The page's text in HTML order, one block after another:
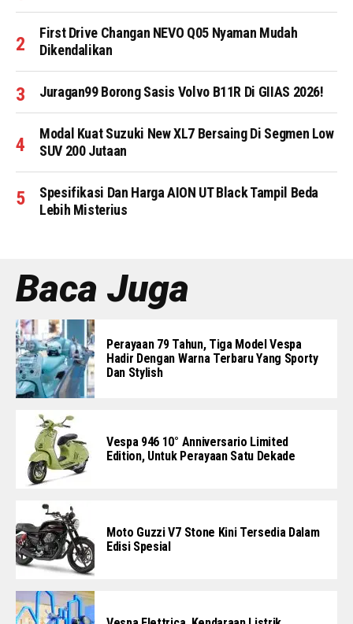
First Drive Changan NEVO Q05 Nyaman Mudah
Dikendalikan
Juragan99 Borong Sasis Volvo B11R Di GIIAS 2026!
Modal Kuat Suzuki New XL7 Bersaing Di Segmen Low
SUV 200 Jutaan
Spesifikasi Dan Harga AION UT Black Tampil Beda
Lebih Misterius
Baca Juga
Perayaan 79 Tahun, Tiga Model Vespa
Hadir Dengan Warna Terbaru Yang Sporty
Dan Stylish
Vespa 946 10° Anniversario Limited
Edition, Untuk Perayaan Satu Dekade
Moto Guzzi V7 Stone Kini Tersedia Dalam
Edisi Spesial